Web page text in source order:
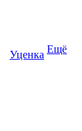
Уценка Ещё